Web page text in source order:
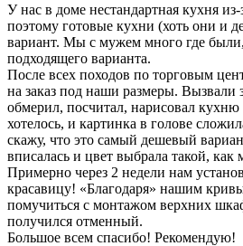
У нас в доме нестандартная кухня
поэтому готовые кухни (хоть они и
вариант. Мы с мужем много где
подходящего варианта.
После всех походов по торговым
на заказ под наши размеры. Вызвали
обмерил, посчитал, нарисовал
хотелось, и картинка в голове
скажу, что это самый дешевый
вписалась и цвет выбрала такой, как
Примерно через 2 недели нам
красавицу! «Благодаря» нашим
помучиться с монтажом верхних
получился отменный.
Большое всем спасибо! Рекомендую!